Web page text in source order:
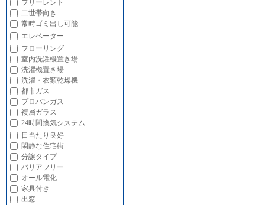
フリーレント
二世帯向き
常時ゴミ出し可能
エレベーター
フローリング
室内洗濯機置き場
洗濯機置き場
洗濯・衣類乾燥機
都市ガス
プロパンガス
複層ガラス
24時間換気システム
日当たり良好
閑静な住宅街
分譲タイプ
バリアフリー
オール電化
家具付き
出窓